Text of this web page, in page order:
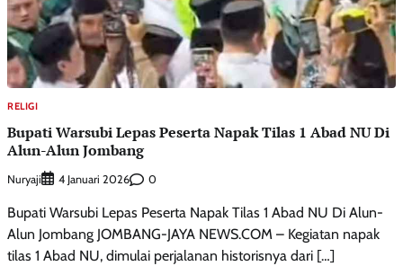
RELIGI
Bupati Warsubi Lepas Peserta Napak Tilas 1 Abad NU Di
Alun-Alun Jombang
Nuryaji 4 Januari 2026 0
Bupati Warsubi Lepas Peserta Napak Tilas 1 Abad NU Di Alun-
Alun Jombang JOMBANG-JAYA NEWS.COM – Kegiatan napak
tilas 1 Abad NU, dimulai perjalanan historisnya dari […]